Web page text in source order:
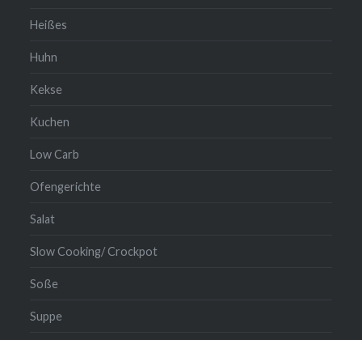
Heißes
Huhn
Kekse
Kuchen
Low Carb
Ofengerichte
Salat
Slow Cooking/ Crockpot
Soße
Suppe